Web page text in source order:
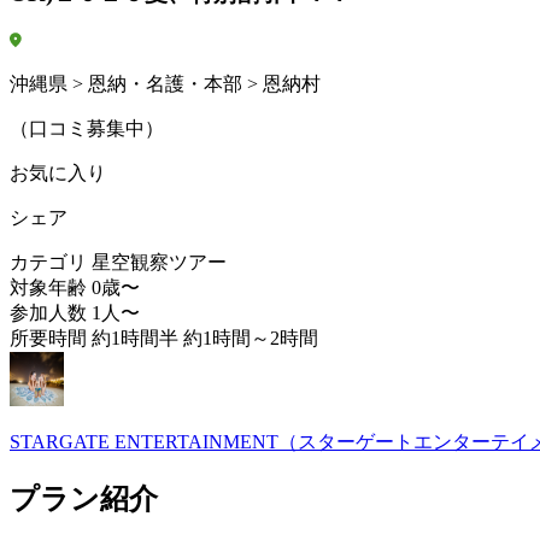
沖縄県 > 恩納・名護・本部 > 恩納村
（口コミ募集中）
お気に入り
シェア
カテゴリ 星空観察ツアー
対象年齢 0歳〜
参加人数 1人〜
所要時間 約1時間半 約1時間～2時間
STARGATE ENTERTAINMENT（スターゲートエンターテイ
プラン紹介